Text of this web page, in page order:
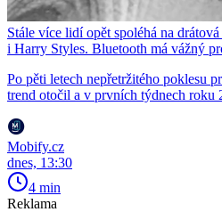
Stále více lidí opět spoléhá na
i Harry Styles. Bluetooth má vážný
Po pěti letech nepřetržitého poklesu
trend otočil a v prvních týdnech roku
Mobify.cz
dnes, 13:30
4 min
Reklama